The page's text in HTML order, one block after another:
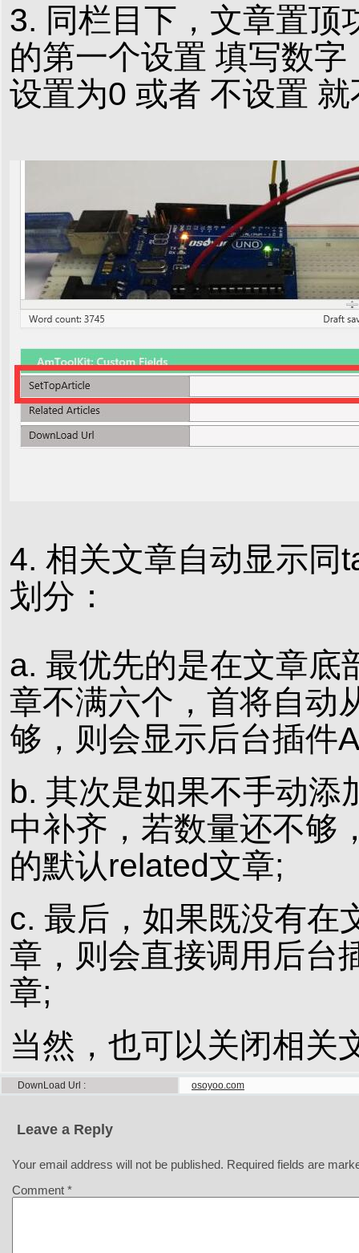
3. 同栏目下，文章置顶
的第一个设置 填写数
设置为0 或者 不设置
4. 相关文章自动显示同
划分：
a. 最优先的是在文章底
章不满六个，首将自动
够，则会显示后台插件
b. 其次是如果不手动添
中补齐，若数量还不够
的默认related文章;
c. 最后，如果既没有在
章，则会直接调用 后台
章;
当然，也可以关闭相关
DownLoad Url osoyoo.com
Leave a Reply
Your email address will not be published. Required fields are
Comment *